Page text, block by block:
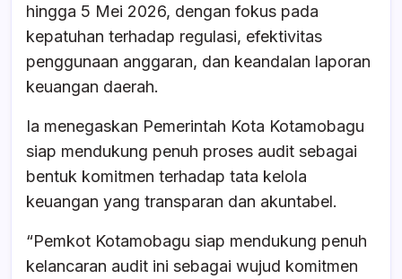
hingga 5 Mei 2026, dengan fokus pada
kepatuhan terhadap regulasi, efektivitas
penggunaan anggaran, dan keandalan laporan
keuangan daerah.
Ia menegaskan Pemerintah Kota Kotamobagu
siap mendukung penuh proses audit sebagai
bentuk komitmen terhadap tata kelola
keuangan yang transparan dan akuntabel.
“Pemkot Kotamobagu siap mendukung penuh
kelancaran audit ini sebagai wujud komitmen